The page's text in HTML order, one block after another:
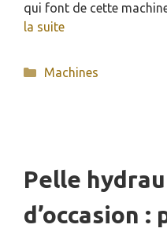
qui font de cette
la suite
Catégories
Machines
Pelle
d’occasion :